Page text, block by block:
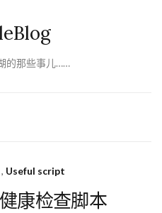
的那些事儿……
, Useful script
康检查脚本